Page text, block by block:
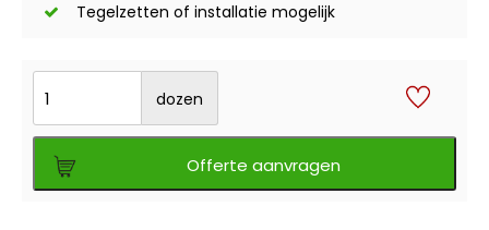
Tegelzetten of installatie mogelijk
dozen
Offerte aanvragen